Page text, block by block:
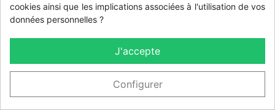
cookies ainsi que les implications associées à l'utilisation de vos
données personnelles ?
J'accepte
Configurer